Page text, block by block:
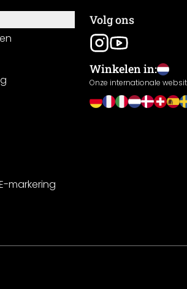
markering
Volg ons
Winkelen in:
Onze internationale